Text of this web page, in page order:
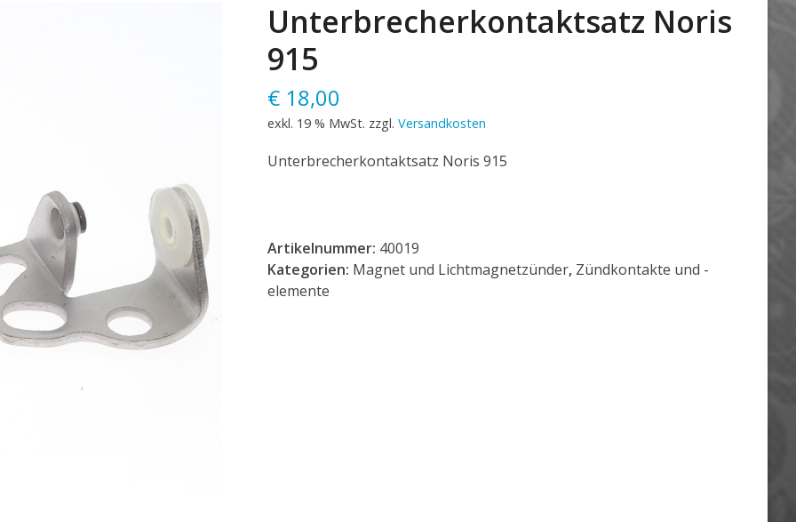
Unterbrecherkontaktsatz Noris
915
€18,00
exkl. 19 % MwSt. zzgl. Versandkosten
Unterbrecherkontaktsatz Noris 915
Artikelnummer: 40019
Kategorien: Magnet und Lichtmagnetzünder, Zündkontakte und -
elemente